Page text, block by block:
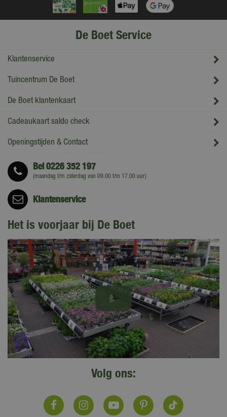
De Boet Service
Klantenservice
Tuincentrum De Boet
De Boet klantenkaart
Cadeaukaart saldo check
Openingstijden & Contact
Bel0226 352 197
(maandag t/m zaterdag van 09.00 t/m 17.00 uur)
Klantenservice
Het is voorjaar bij De Boet
Volg ons: